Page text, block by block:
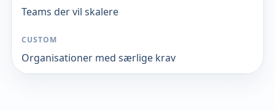
Teams der vil skalere
Organisationer med særlige krav